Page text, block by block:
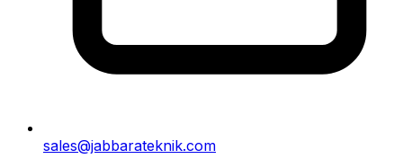
sales@jabbarateknik.com